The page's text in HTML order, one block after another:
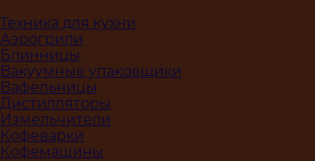
Техника для кухни
Аэрогрили
Блинницы
Вакуумные упаковщики
Вафельницы
Дистилляторы
Измельчители
Кофеварки
Кофемашины